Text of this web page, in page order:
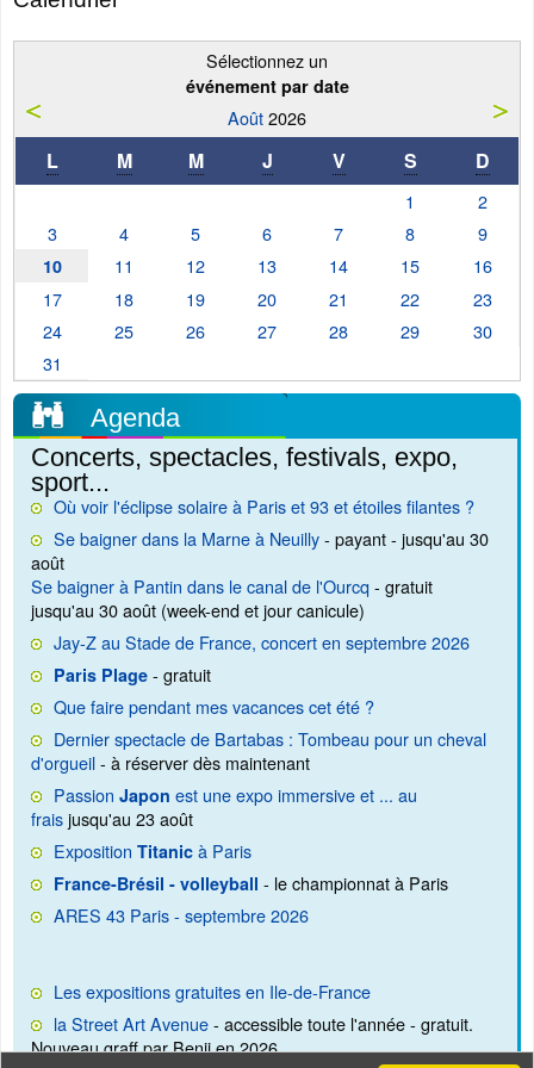
Sélectionnez un
événement par date
Août2026
L M M J V S D
1
2
3
4 5 6 7 8 9
10 11 12 13 14 15
16
17
18 19 20 21 22
23
24
25 26 27 28 29
30
31
Agenda
Concerts, spectacles, festivals, expo,
sport...
Où voir l'éclipse solaire à Paris et 93 et étoiles filantes ?
Se baigner dans la Marne à Neuilly- payant - jusqu'au 30
août
Se baigner à Pantin dans le canal de l'Ourcq - gratuit
jusqu'au 30 août (week-end et jour canicule)
Jay-Z au Stade de France, concert en septembre 2026
Paris Plage - gratuit
Que faire pendant mes vacances cet été ?
Dernier spectacle de Bartabas : Tombeau pour un cheval
d'orgueil- à réserver dès maintenant
Passion Japon est une expo immersive et ... au
fraisjusqu'au 23 août
Exposition Titanic à Paris
France-Brésil - volleyball - le championnat à Paris
ARES 43 Paris - septembre 2026
Les expositions gratuites en Ile-de-France
la Street Art Avenue- accessible toute l'année - gratuit.
Nouveau graff par Benji en 2026